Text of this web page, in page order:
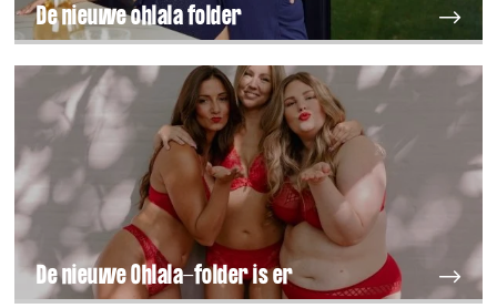
De nieuwe ohlala folder
De nieuwe Ohlala-folder is er